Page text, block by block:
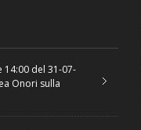
14:00 del 31-07-
Onori sulla